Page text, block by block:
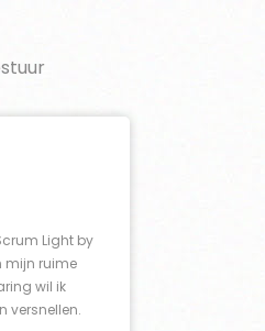
Light by
mijn ruime
wil ik
versnellen.